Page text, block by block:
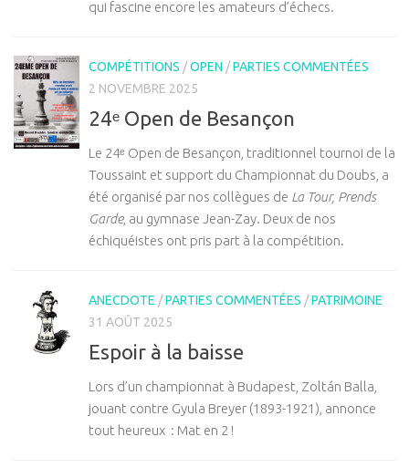
qui fascine encore les amateurs d’échecs.
COMPÉTITIONS /OPEN /PARTIES COMMENTÉES
2 NOVEMBRE 2025
24ᵉ Open de Besançon
Le 24ᵉ Open de Besançon, traditionnel tournoi de la
Toussaint et support du Championnat du Doubs, a
été organisé par nos collègues de La Tour, Prends
Garde, au gymnase Jean-Zay. Deux de nos
échiquéistes ont pris part à la compétition.
ANECDOTE /PARTIES COMMENTÉES /PATRIMOINE
31 AOÛT 2025
Espoir à la baisse
Lors d’un championnat à Budapest, Zoltán Balla,
jouant contre Gyula Breyer (1893-1921), annonce
tout heureux : Mat en 2 !